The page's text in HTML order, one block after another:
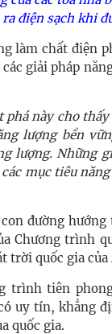
điện sạch khi
làm chất điện
giải pháp
phá này cho
lượng bền
lượng. Những
mục tiêu
đường
Chương trình
trời quốc gia của
trình tiên
uy tín, khẳng
quốc gia.